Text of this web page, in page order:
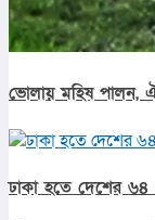
ভোলায় মহিষ পালন,
ঢাকা হতে দেশের